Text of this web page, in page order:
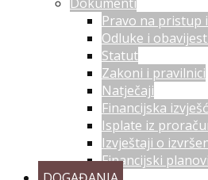
Pravo na pristup
Odluke i
Statut
Zakoni i pravilnici
Natječaji
Financijska
Isplate iz
Izvještaji o
Financijski planovi